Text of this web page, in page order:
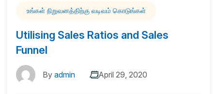
உங்கள் நிறுவனத்திற்கு வடிவம் கொடுங்கள்
Utilising Sales Ratios and Sales
Funnel
By admin April 29, 2020